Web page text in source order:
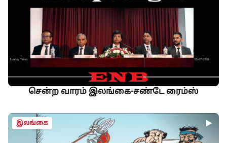
சென்ற வாரம் இலங்கை-சண்டே ரைம்ஸ்
இலங்கை